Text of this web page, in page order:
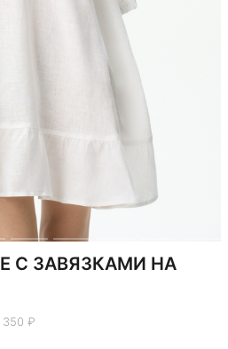
С ЗАВЯЗКАМИ НА
₽